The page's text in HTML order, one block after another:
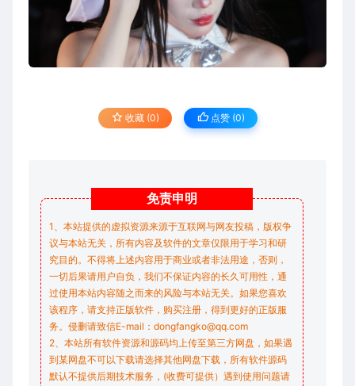
收藏 (0) 点赞 (0)
免责申明
1、本站提供的虚拟资源来源于互联网与网友投稿，版权争
议与本站无关，所有内容及软件的文章仅限用于学习和研
究目的。不得将上述内容用于商业或者非法用途，否则，
一切后果请用户自负，我们不保证内容的长久可用性，通
过使用本站内容随之而来的风险与本站无关。如果您喜欢
该程序，请支持正版软件，购买注册，得到更好的正版服
务。侵删请致信E-mail：dongfangko@qq.com
2、本站所有软件资源和源码均上传至第三方网盘，如果遇
到某网盘不可以下载请选择其他网盘下载，所有软件源码
默认不提供后期技术服务，(收费可提供）遇到使用问题请